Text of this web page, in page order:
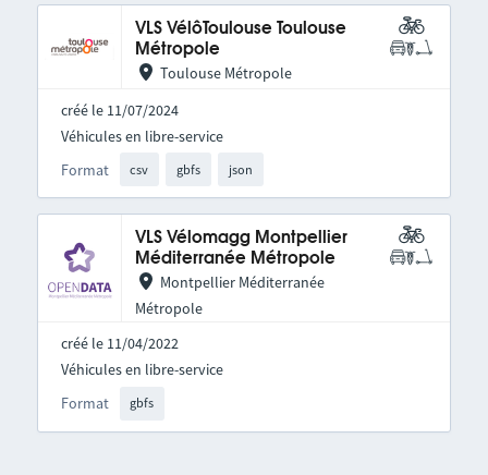
VLS VélôToulouse Toulouse
Métropole
Toulouse Métropole
créé le 11/07/2024
Format csv gbfs json
Véhicules en libre-service
VLS Vélomagg Montpellier
Méditerranée Métropole
Montpellier Méditerranée
Métropole
créé le 11/04/2022
Format gbfs
Véhicules en libre-service